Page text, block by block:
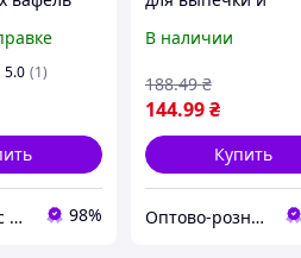
форма
5.0 (1)
Білий Парус HoReCa та B2B комплексне обслуговування 98%
(7708)
В наличии
144.99 ₴
188.49 ₴
Купить
Оптово-розничный интернет-магазин "SmartBuyOnline"